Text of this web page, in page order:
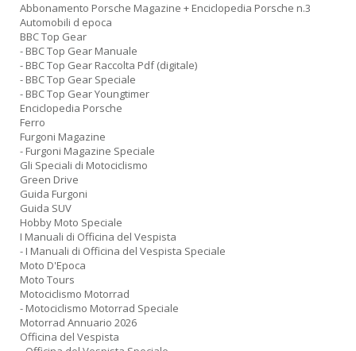
Abbonamento Porsche Magazine + Enciclopedia Porsche n.3
Automobili d epoca
BBC Top Gear
- BBC Top Gear Manuale
- BBC Top Gear Raccolta Pdf (digitale)
- BBC Top Gear Speciale
- BBC Top Gear Youngtimer
Enciclopedia Porsche
Ferro
Furgoni Magazine
- Furgoni Magazine Speciale
Gli Speciali di Motociclismo
Green Drive
Guida Furgoni
Guida SUV
Hobby Moto Speciale
I Manuali di Officina del Vespista
- I Manuali di Officina del Vespista Speciale
Moto D'Epoca
Moto Tours
Motociclismo Motorrad
- Motociclismo Motorrad Speciale
Motorrad Annuario 2026
Officina del Vespista